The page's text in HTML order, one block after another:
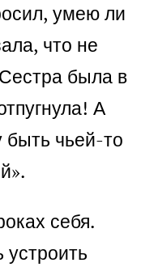
умею ли
что не
была в
А
быть чьей-то
себя.
устроить